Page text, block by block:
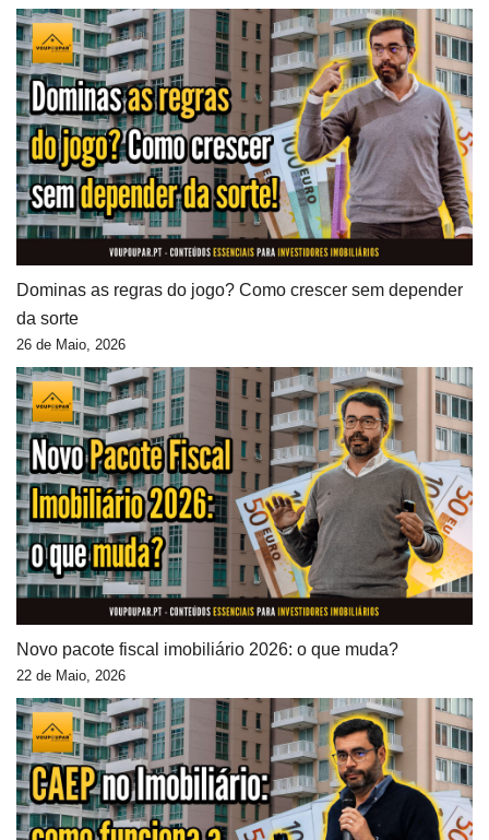
Dominas as regras do jogo? Como crescer sem depender
da sorte
26 de Maio, 2026
Novo pacote fiscal imobiliário 2026: o que muda?
22 de Maio, 2026